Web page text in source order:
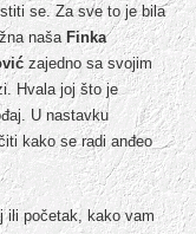
se. Za sve to je bila
naša Finka
zajedno sa svojim
Hvala joj što je
U nastavku
kako se radi anđeo
početak, kako vam